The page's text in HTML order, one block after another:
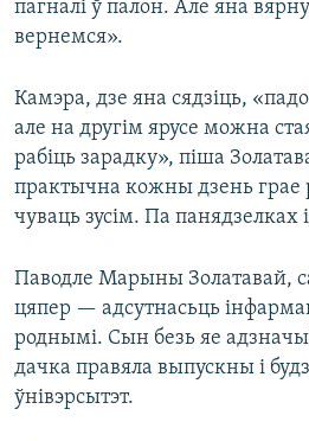
пагналі ў палон. Але яна
вернемся».
Камэра, дзе яна сядзіць,
але на другім ярусе можна
рабіць зарадку», піша
практычна кожны дзень грае
чуваць зусім. Па панядзелках
Паводле Марыны Золатавай,
цяпер — адсутнасьць
роднымі. Сын безь яе
дачка правяла выпускны і
ўнівэрсытэт.